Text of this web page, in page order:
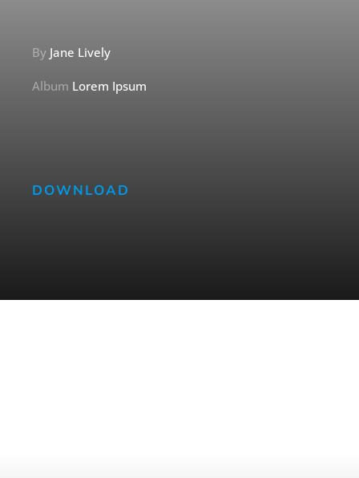
By Jane Lively
Album Lorem Ipsum
DOWNLOAD